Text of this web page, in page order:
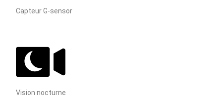
Capteur G-sensor
Vision nocturne